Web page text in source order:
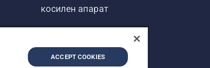
косилен апарат
ACCEPT COOKIES